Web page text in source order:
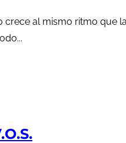
al mismo ritmo